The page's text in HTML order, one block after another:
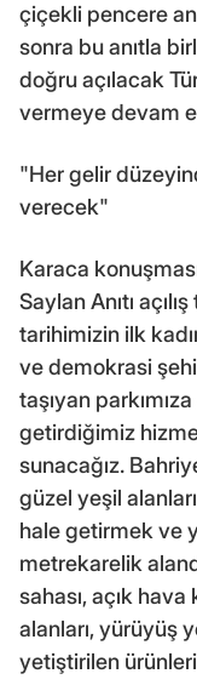
çiçekli pencere
sonra bu anıtla
doğru açılacak
vermeye devam
"Her gelir
verecek"
Karaca
Saylan Anıtı
tarihimizin ilk
ve demokrasi
taşıyan
getirdiğimiz
sunacağız.
güzel yeşil
hale getirmek ve
metrekarelik
sahası, açık
alanları, yürüyüş
yetiştirilen